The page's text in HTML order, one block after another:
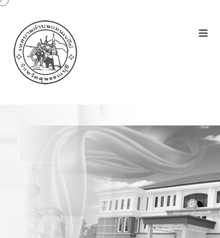
ประกาศเทศบาลตำบล
ดอนเจดีย์เรื่องรับโอน
พนักงานเทศบาลสายงานผู้